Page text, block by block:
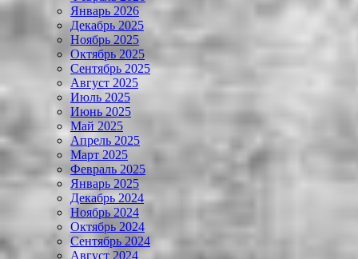
Январь 2026
Декабрь 2025
Ноябрь 2025
Октябрь 2025
Сентябрь 2025
Август 2025
Июль 2025
Июнь 2025
Май 2025
Апрель 2025
Март 2025
Февраль 2025
Январь 2025
Декабрь 2024
Ноябрь 2024
Октябрь 2024
Сентябрь 2024
Август 2024